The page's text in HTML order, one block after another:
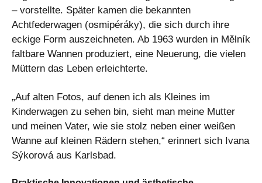
– vorstellte. Später kamen die bekannten
Achtfederwagen (osmipéráky), die sich durch ihre
eckige Form auszeichneten. Ab 1963 wurden in Mělník
faltbare Wannen produziert, eine Neuerung, die vielen
Müttern das Leben erleichterte.
„Auf alten Fotos, auf denen ich als Kleines im
Kinderwagen zu sehen bin, sieht man meine Mutter
und meinen Vater, wie sie stolz neben einer weißen
Wanne auf kleinen Rädern stehen,“ erinnert sich Ivana
Sýkorová aus Karlsbad.